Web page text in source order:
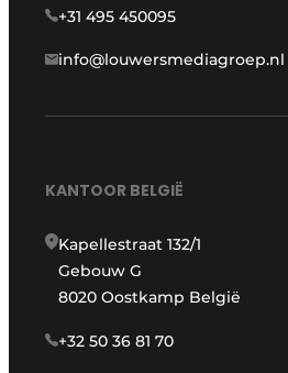
+31 495 450095
info@louwersmediagroep.nl
KANTOOR BELGIË
Kapellestraat 132/1
Gebouw G
8020 Oostkamp België
+32 50 36 81 70